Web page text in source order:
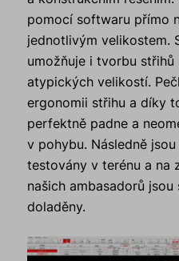
pomocí softwaru přímo
jednotlivým velikostem.
umožňuje i tvorbu
atypických velikostí.
ergonomii střihu a díky
perfektně padne a
v pohybu. Následně
testovány v terénu a na
našich ambasadorů
doladěny.